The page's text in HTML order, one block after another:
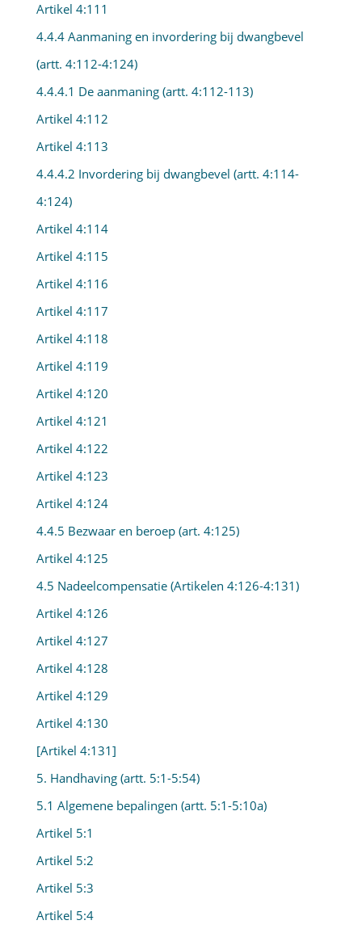
Artikel 4:111
4.4.4 Aanmaning en invordering bij dwangbevel
(artt. 4:112-4:124)
4.4.4.1 De aanmaning (artt. 4:112-113)
Artikel 4:112
Artikel 4:113
4.4.4.2 Invordering bij dwangbevel (artt. 4:114-
4:124)
Artikel 4:114
Artikel 4:115
Artikel 4:116
Artikel 4:117
Artikel 4:118
Artikel 4:119
Artikel 4:120
Artikel 4:121
Artikel 4:122
Artikel 4:123
Artikel 4:124
4.4.5 Bezwaar en beroep (art. 4:125)
Artikel 4:125
4.5 Nadeelcompensatie (Artikelen 4:126-4:131)
Artikel 4:126
Artikel 4:127
Artikel 4:128
Artikel 4:129
Artikel 4:130
[Artikel 4:131]
5. Handhaving (artt. 5:1-5:54)
5.1 Algemene bepalingen (artt. 5:1-5:10a)
Artikel 5:1
Artikel 5:2
Artikel 5:3
Artikel 5:4